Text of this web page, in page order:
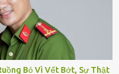
Bỏ Vì Vết Bớt, Sự Thật